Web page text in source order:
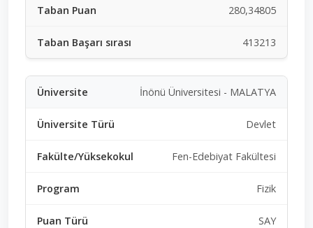
280,34805
413213
İnönü Üniversitesi - MALATYA
Devlet
Fen-Edebiyat Fakültesi
Fizik
SAY